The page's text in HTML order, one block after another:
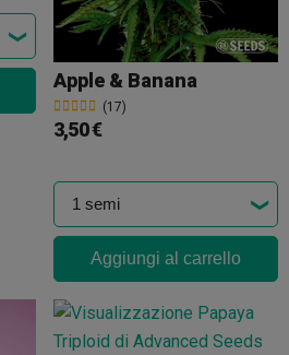
Apple & Banana
(17)
3,50 €
Aggiungi al carrello